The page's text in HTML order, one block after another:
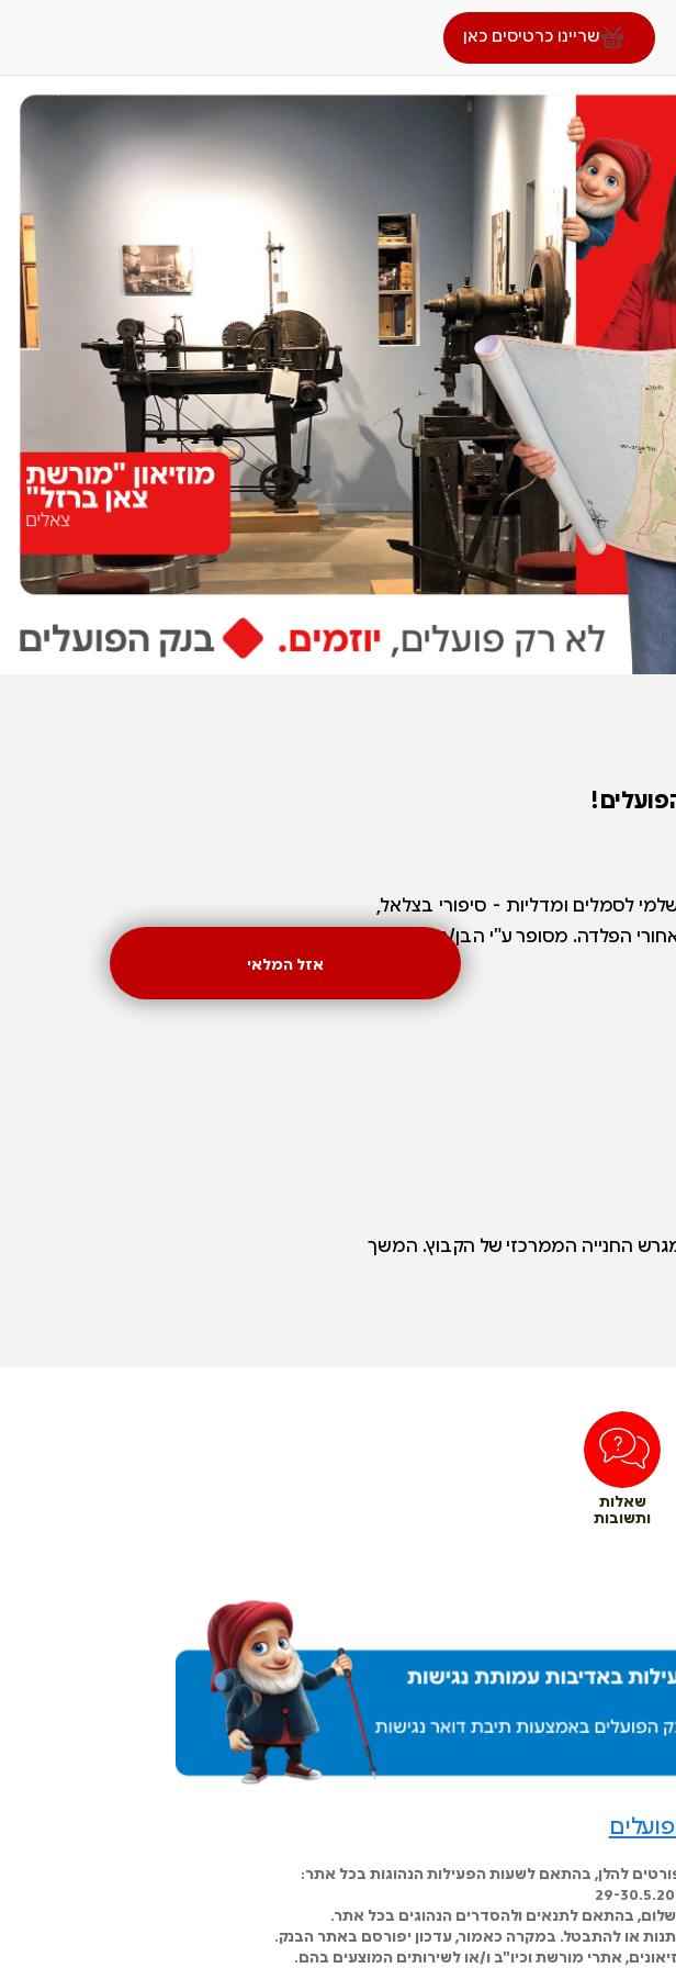
שריינו כרטיסים כאן
הפרופיל שלי
מלאכה ירושלמי לסמלים ומדליות - סיפורי בצלאל,
הפלדה. מסופר ע"י הבן/נכד של
החנייה הממרכזי של הקבוץ. המשך
שאלות
ותשובות
להלן, בהתאם לשעות הפעילות הנהוגות בכל אתר:
בהתאם לתנאים ולהסדרים הנהוגים בכל אתר.
או להתבטל. במקרה כאמור, עדכון יפורסם באתר הבנק.
אתרי מורשת וכיו"ב ו/או לשירותים המוצעים בהם.
אזל המלאי